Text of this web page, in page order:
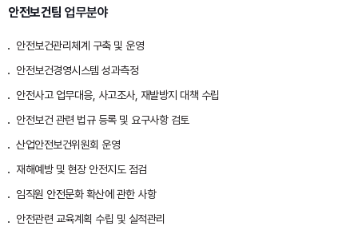
안전보건팀 업무분야
안전보건관리체계 구축 및 운영
안전보건경영시스템 성과측정
안전사고 업무대응, 사고조사, 재발방지 대책 수립
안전보건 관련 법규 등록 및 요구사항 검토
산업안전보건위원회 운영
재해예방 및 현장 안전지도 점검
임직원 안전문화 확산에 관한 사항
안전관련 교육계획 수립 및 실적관리